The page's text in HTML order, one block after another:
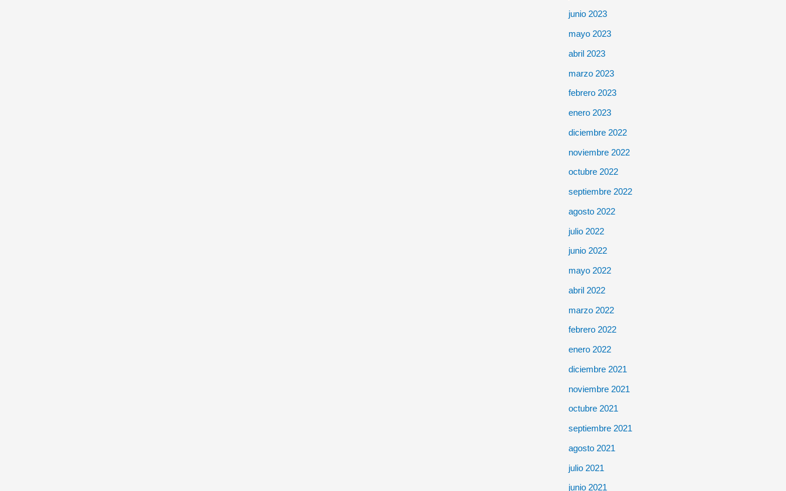
junio 2023
mayo 2023
abril 2023
marzo 2023
febrero 2023
enero 2023
diciembre 2022
noviembre 2022
octubre 2022
septiembre 2022
agosto 2022
julio 2022
junio 2022
mayo 2022
abril 2022
marzo 2022
febrero 2022
enero 2022
diciembre 2021
noviembre 2021
octubre 2021
septiembre 2021
agosto 2021
julio 2021
junio 2021